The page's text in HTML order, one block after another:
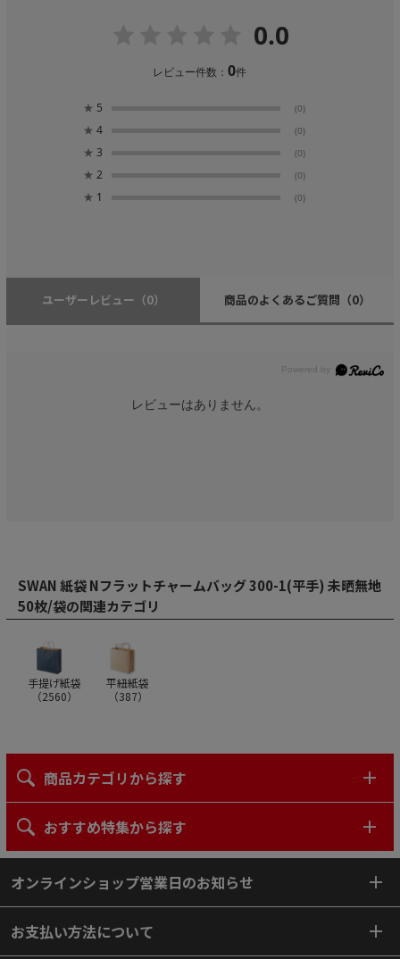
0.0
レビュー件数：0件
★ 5 (0)
★ 4 (0)
★ 3 (0)
★ 2 (0)
★ 1 (0)
ユーザーレビュー （0） 商品のよくあるご質問 （0）
レビューはありません。
SWAN 紙袋 Nフラットチャームバッグ 300-1(平手) 未晒無地
50枚/袋の関連カテゴリ
手提げ紙袋
（2560）
平紐紙袋
（387）
商品カテゴリから探す
おすすめ特集から探す
オンラインショップ営業日のお知らせ
お支払い方法について